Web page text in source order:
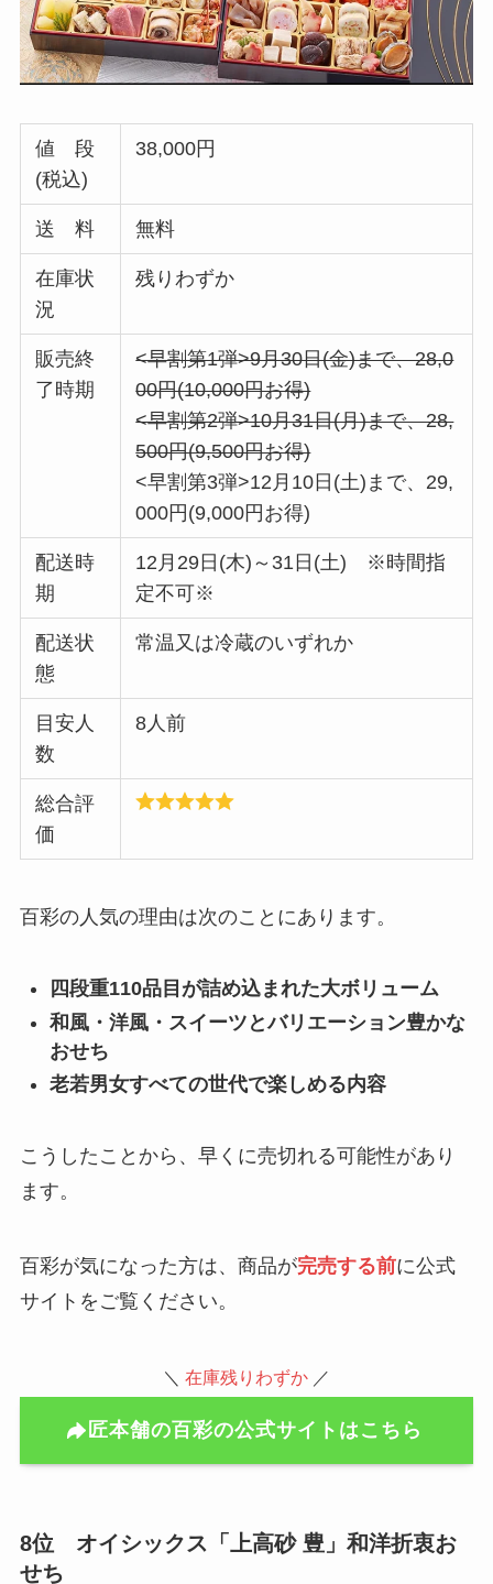
値 段
(税込)
38,000円
送 料 無料
在庫状
況
残りわずか
販売終
了時期
<早割第1弾>9月30日(金)まで、28,0
00円(10,000円お得)
<早割第2弾>10月31日(月)まで、28,
500円(9,500円お得)
<早割第3弾>12月10日(土)まで、29,
000円(9,000円お得)
配送時
期
12月29日(木)～31日(土) ※時間指
定不可※
配送状
態
常温又は冷蔵のいずれか
目安人
数
8人前
総合評
価
百彩の人気の理由は次のことにあります。
四段重110品目が詰め込まれた大ボリューム
和風・洋風・スイーツとバリエーション豊かな
おせち
老若男女すべての世代で楽しめる内容
こうしたことから、早くに売切れる可能性があり
ます。
百彩が気になった方は、商品が完売する前に公式
サイトをご覧ください。
＼ 在庫残りわずか ／
匠本舗の百彩の公式サイトはこちら
8位 オイシックス「上高砂 豊」和洋折衷お
せち